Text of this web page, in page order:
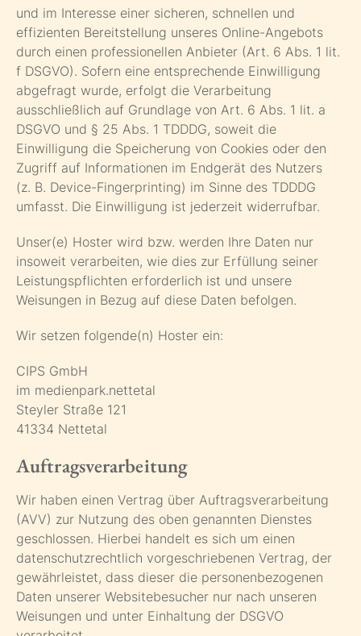
und im Interesse einer sicheren, schnellen und
effizienten Bereitstellung unseres Online-Angebots
durch einen professionellen Anbieter (Art. 6 Abs. 1 lit.
f DSGVO). Sofern eine entsprechende Einwilligung
abgefragt wurde, erfolgt die Verarbeitung
ausschließlich auf Grundlage von Art. 6 Abs. 1 lit. a
DSGVO und § 25 Abs. 1 TDDDG, soweit die
Einwilligung die Speicherung von Cookies oder den
Zugriff auf Informationen im Endgerät des Nutzers
(z. B. Device-Fingerprinting) im Sinne des TDDDG
umfasst. Die Einwilligung ist jederzeit widerrufbar.
Unser(e) Hoster wird bzw. werden Ihre Daten nur
insoweit verarbeiten, wie dies zur Erfüllung seiner
Leistungspflichten erforderlich ist und unsere
Weisungen in Bezug auf diese Daten befolgen.
Wir setzen folgende(n) Hoster ein:
CIPS GmbH
im medienpark.nettetal
Steyler Straße 121
41334 Nettetal
Auftragsverarbeitung
Wir haben einen Vertrag über Auftragsverarbeitung
(AVV) zur Nutzung des oben genannten Dienstes
geschlossen. Hierbei handelt es sich um einen
datenschutzrechtlich vorgeschriebenen Vertrag, der
gewährleistet, dass dieser die personenbezogenen
Daten unserer Websitebesucher nur nach unseren
Weisungen und unter Einhaltung der DSGVO